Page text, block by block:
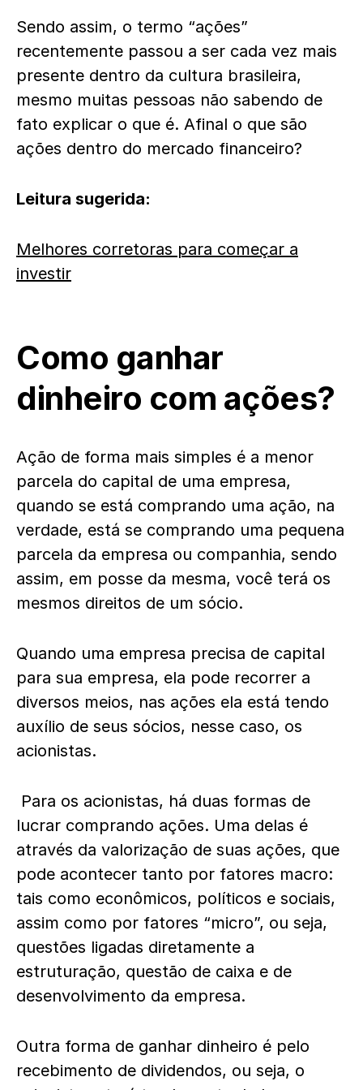
Sendo assim, o termo “ações”
recentemente passou a ser cada vez mais
presente dentro da cultura brasileira,
mesmo muitas pessoas não sabendo de
fato explicar o que é. Afinal o que são
ações dentro do mercado financeiro?
Leitura sugerida:
Melhores corretoras para começar a
investir
Como ganhar
dinheiro com ações?
Ação de forma mais simples é a menor
parcela do capital de uma empresa,
quando se está comprando uma ação, na
verdade, está se comprando uma pequena
parcela da empresa ou companhia, sendo
assim, em posse da mesma, você terá os
mesmos direitos de um sócio.
Quando uma empresa precisa de capital
para sua empresa, ela pode recorrer a
diversos meios, nas ações ela está tendo
auxílio de seus sócios, nesse caso, os
acionistas.
Para os acionistas, há duas formas de
lucrar comprando ações. Uma delas é
através da valorização de suas ações, que
pode acontecer tanto por fatores macro:
tais como econômicos, políticos e sociais,
assim como por fatores “micro”, ou seja,
questões ligadas diretamente a
estruturação, questão de caixa e de
desenvolvimento da empresa.
Outra forma de ganhar dinheiro é pelo
recebimento de dividendos, ou seja, o